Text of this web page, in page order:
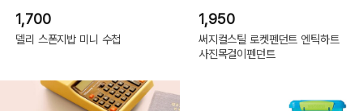
1,700
델리 스폰지밥 미니 수첩
1,950
써지컬스틸 로켓펜던트 엔틱하트
사진목걸이펜던트